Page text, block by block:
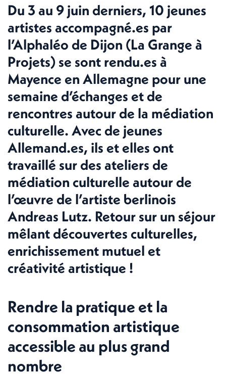
Du 3 au 9 juin derniers, 10 jeunes
artistes accompagné.es par
l’Alphaléo de Dijon (La Grange à
Projets) se sont rendu.es à
Mayence en Allemagne pour une
semaine d’échanges et de
rencontres autour de la médiation
culturelle. Avec de jeunes
Allemand.es, ils et elles ont
travaillé sur des ateliers de
médiation culturelle autour de
l’œuvre de l’artiste berlinois
Andreas Lutz. Retour sur un séjour
mêlant découvertes culturelles,
enrichissement mutuel et
créativité artistique !
Rendre la pratique et la
consommation artistique
accessible au plus grand
nombre